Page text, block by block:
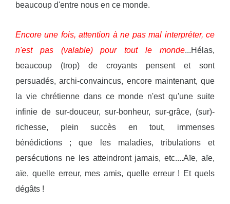
beaucoup d'entre nous en ce monde.
Encore une fois, attention à ne pas mal interpréter, ce
n'est pas (valable) pour tout le monde...Hélas,
beaucoup (trop) de croyants pensent et sont
persuadés, archi-convaincus, encore maintenant, que
la vie chrétienne dans ce monde n'est qu'une suite
infinie de sur-douceur, sur-bonheur, sur-grâce, (sur)-
richesse, plein succès en tout, immenses
bénédictions ; que les maladies, tribulations et
persécutions ne les atteindront jamais, etc....Aïe, aïe,
aïe, quelle erreur, mes amis, quelle erreur ! Et quels
dégâts !